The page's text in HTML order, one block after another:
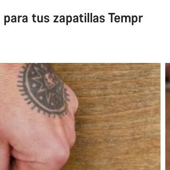
tus zapatillas Tempr